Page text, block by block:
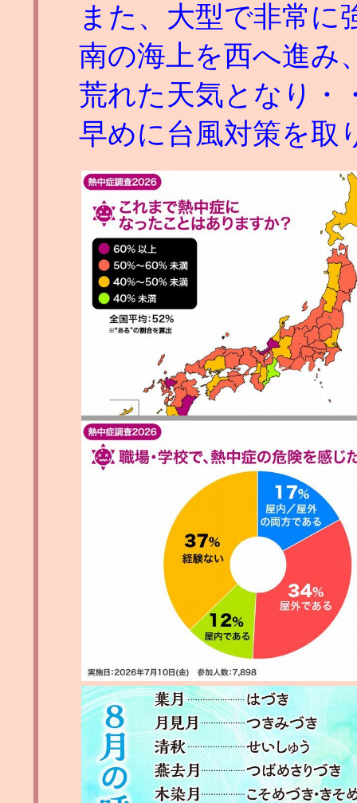
また、大型で非常に
南の海上を西へ進み
荒れた天気となり・
早めに台風対策を取